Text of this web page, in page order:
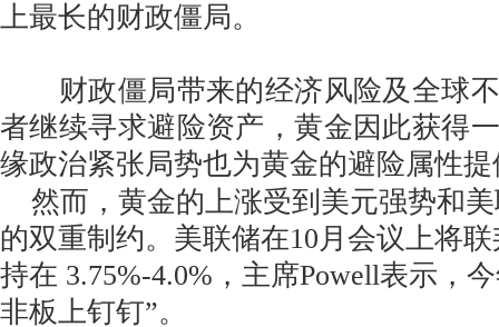
上最长的财政僵局。
财政僵局带来的经济风险及全球不
者继续寻求避险资产，黄金因此获得
缘政治紧张局势也为黄金的避险属性
然而，黄金的上涨受到美元强势和
的双重制约。美联储在10月会议上将
持在 3.75%-4.0%，主席Powell表示，
非板上钉钉”。